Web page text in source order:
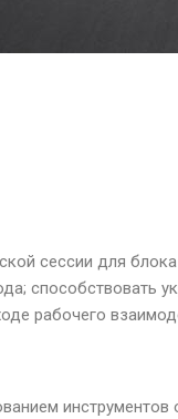
сессии для
рабочего
инструментов